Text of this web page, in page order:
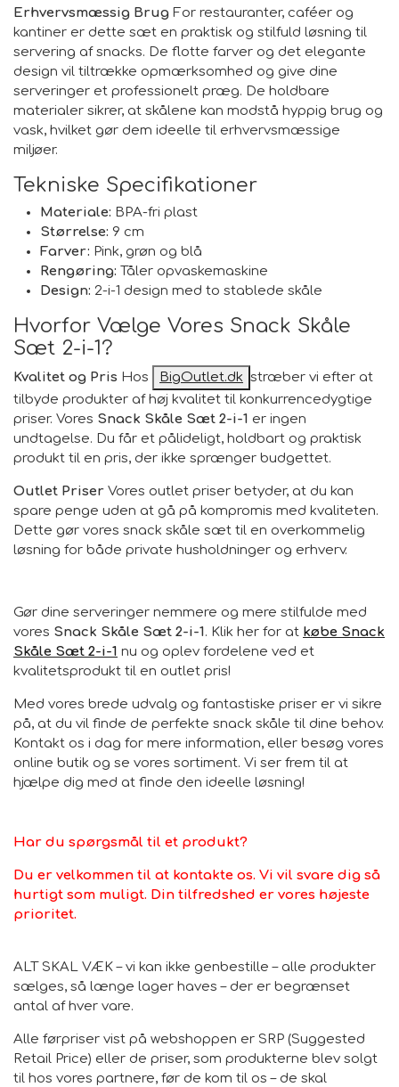
Erhvervsmæssig Brug For restauranter, caféer og
kantiner er dette sæt en praktisk og stilfuld løsning til
servering af snacks. De flotte farver og det elegante
design vil tiltrække opmærksomhed og give dine
serveringer et professionelt præg. De holdbare
materialer sikrer, at skålene kan modstå hyppig brug og
vask, hvilket gør dem ideelle til erhvervsmæssige
miljøer.
Tekniske Specifikationer
Materiale: BPA-fri plast
Størrelse: 9 cm
Farver: Pink, grøn og blå
Rengøring: Tåler opvaskemaskine
Design: 2-i-1 design med to stablede skåle
Hvorfor Vælge Vores Snack Skåle
Sæt 2-i-1?
Kvalitet og Pris Hos BigOutlet.dk stræber vi efter at
tilbyde produkter af høj kvalitet til konkurrencedygtige
priser. Vores Snack Skåle Sæt 2-i-1 er ingen
undtagelse. Du får et pålideligt, holdbart og praktisk
produkt til en pris, der ikke sprænger budgettet.
Outlet Priser Vores outlet priser betyder, at du kan
spare penge uden at gå på kompromis med kvaliteten.
Dette gør vores snack skåle sæt til en overkommelig
løsning for både private husholdninger og erhverv.
Gør dine serveringer nemmere og mere stilfulde med
vores Snack Skåle Sæt 2-i-1 . Klik her for at købe Snack
Skåle Sæt 2-i-1 nu og oplev fordelene ved et
kvalitetsprodukt til en outlet pris!
Med vores brede udvalg og fantastiske priser er vi sikre
på, at du vil finde de perfekte snack skåle til dine behov.
Kontakt os i dag for mere information, eller besøg vores
online butik og se vores sortiment. Vi ser frem til at
hjælpe dig med at finde den ideelle løsning!
Har du spørgsmål til et produkt?
Du er velkommen til at kontakte os. Vi vil svare dig så
hurtigt som muligt. Din tilfredshed er vores højeste
prioritet.
ALT SKAL VÆK – vi kan ikke genbestille – alle produkter
sælges, så længe lager haves – der er begrænset
antal af hver vare.
Alle førpriser vist på webshoppen er SRP (Suggested
Retail Price) eller de priser, som produkterne blev solgt
til hos vores partnere, før de kom til os – de skal